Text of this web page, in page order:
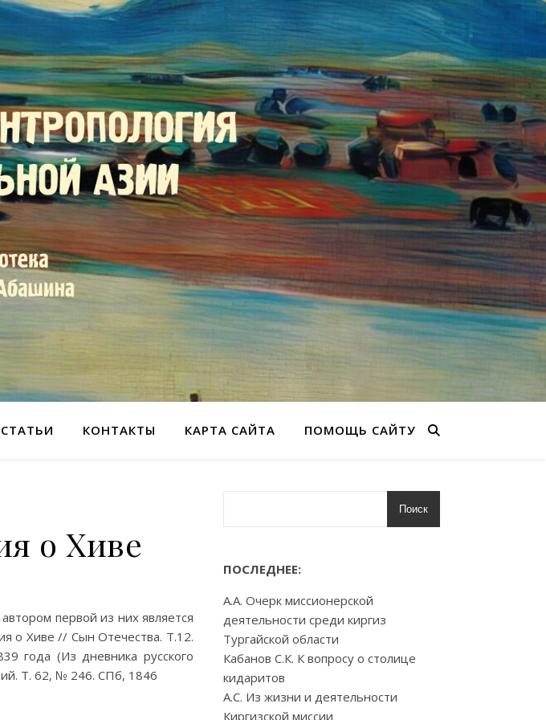
КОНТАКТЫ КАРТА САЙТА ПОМОЩЬ САЙТУ
о Хиве
первой из них является
о Хиве // Сын Отечества. Т.12.
года (Из дневника русского
Т. 62, № 246. СПб, 1846
Поиск
ПОСЛЕДНЕЕ:
А.А. Очерк миссионерской
деятельности среди киргиз
Тургайской области
Кабанов С.К. К вопросу о столице
кидаритов
А.С. Из жизни и деятельности
Киргизской миссии